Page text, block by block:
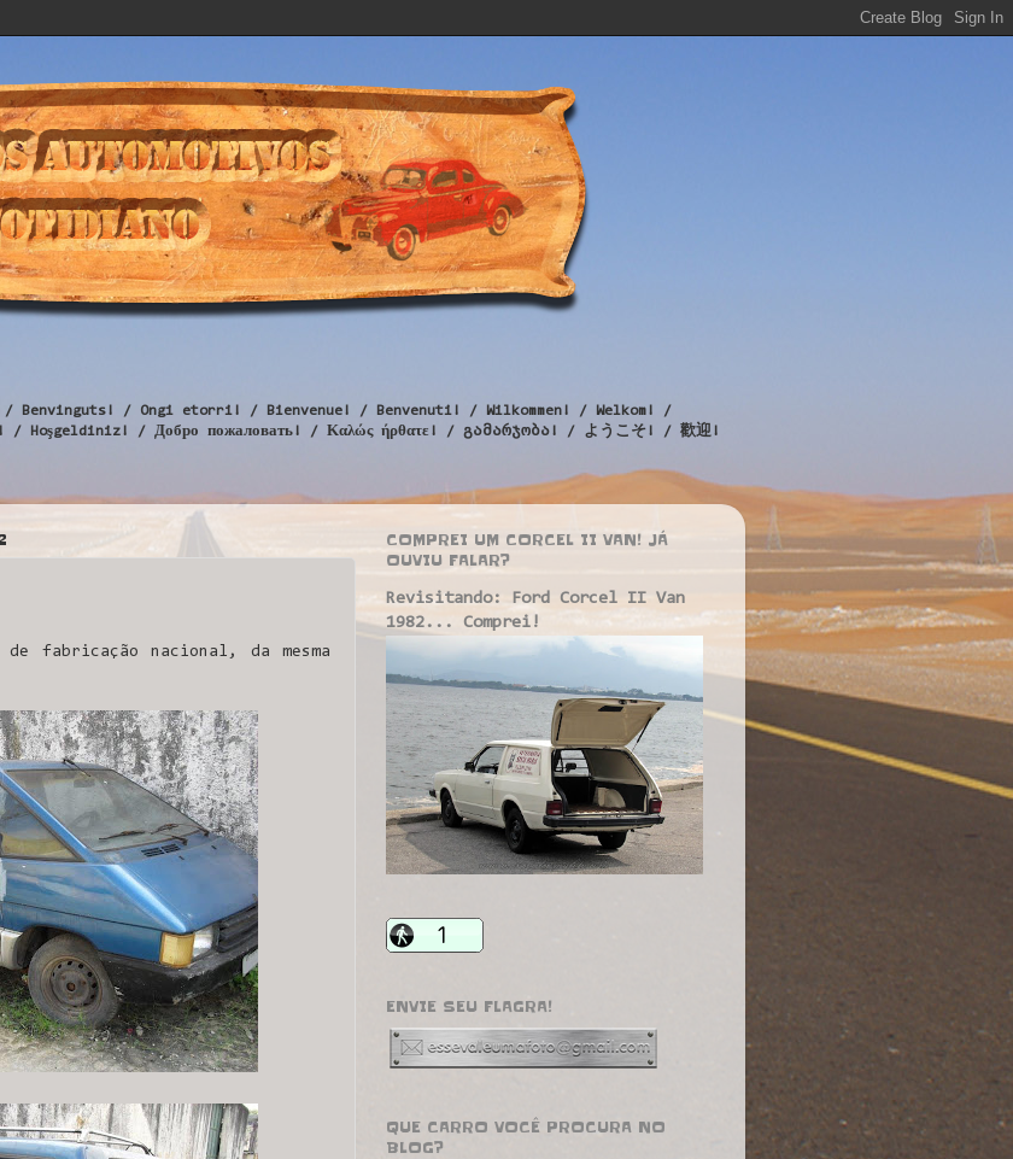
/ Benvinguts! / Ongi etorri! / Bienvenue! / Benvenuti! / Wilkommen! / Welkom! /
/ Hoşgeldiniz! / Добро пожаловать! / Καλώς ήρθατε! / გამარჯობა! / ようこそ! / 歡迎!
fabricação nacional, da mesma
COMPREI UM CORCEL II VAN! JÁ
OUVIU FALAR?
Revisitando: Ford Corcel II Van
1982... Comprei!
ENVIE SEU FLAGRA!
QUE CARRO VOCÊ PROCURA NO
BLOG?